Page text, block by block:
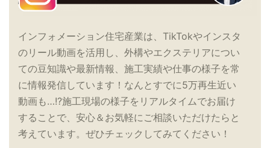
インフォメーション住宅産業は、TikTokやインスタ
のリール動画を活用し、外構やエクステリアについ
ての豆知識や最新情報、施工実績や仕事の様子を常
に情報発信しています！なんとすでに5万再生近い
動画も…!?施工現場の様子をリアルタイムでお届け
することで、安心＆お気軽にご相談いただけたらと
考えています。ぜひチェックしてみてください！